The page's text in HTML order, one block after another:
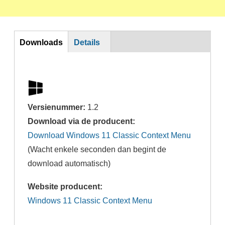
Horizontal Tabs
Downloads Details
Versienummer: 1.2
Download via de producent:
Download Windows 11 Classic Context Menu
(Wacht enkele seconden dan begint de
download automatisch)
Website producent:
Windows 11 Classic Context Menu